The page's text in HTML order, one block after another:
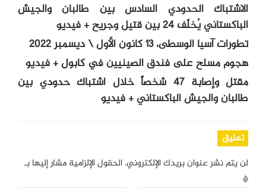
الاشتباك الحدودي السادس بين طالبان والجيش
الباكستاني يُخلّف 24 بين قتيل وجريح + فيديو
تطورات آسيا الوسطى، 13 كانون الأول \ ديسمبر 2022
هجوم مسلح على فندق الصينيين في كابول + فيديو
مقتل وإصابة 47 شخصاً خلال اشتباك حدودي بين
طالبان والجيش الباكستاني + فيديو
تعليق
لن يتم نشر عنوان بريدك الإلكتروني. الحقول الإلزامية مشار إليها بـ
*